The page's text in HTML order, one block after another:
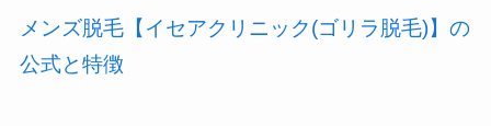
メンズ脱毛【イセアクリニック(ゴリラ脱毛)】の
公式と特徴